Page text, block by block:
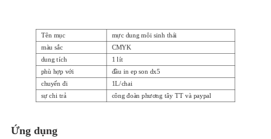
Tên mục
mực dung môi sinh thái
màu sắc
CMYK
dung tích
1 lít
phù hợp với
đầu in ep son dx5
chuyến đi
1L/chai
sự chi trả
công đoàn phương tây TT và paypal
Ứng dụng